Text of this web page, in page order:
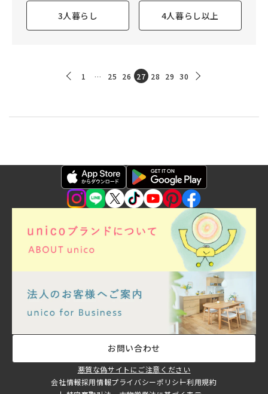
3人暮らし 4人暮らし以上
1 … 25 26 27 28 29 30
お問い合わせ
悪質な偽サイトにご注意ください
会社情報採用情報プライバシーポリシー利用規約